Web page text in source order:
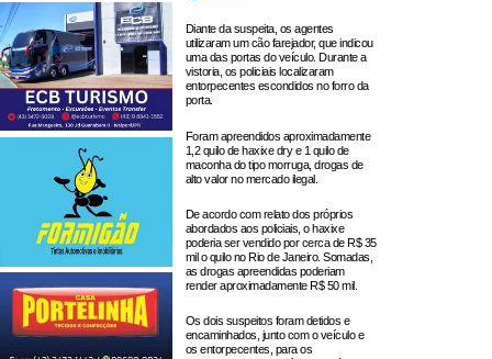
Diante da suspeita, os agentes
utilizaram um cão farejador, que indicou
uma das portas do veículo. Durante a
vistoria, os policiais localizaram
entorpecentes escondidos no forro da
porta.
Foram apreendidos aproximadamente
1,2 quilo de haxixe dry e 1 quilo de
maconha do tipo morruga, drogas de
alto valor no mercado ilegal.
De acordo com relato dos próprios
abordados aos policiais, o haxixe
poderia ser vendido por cerca de R$ 35
mil o quilo no Rio de Janeiro. Somadas,
as drogas apreendidas poderiam
render aproximadamente R$ 50 mil.
Os dois suspeitos foram detidos e
encaminhados, junto com o veículo e
os entorpecentes, para os